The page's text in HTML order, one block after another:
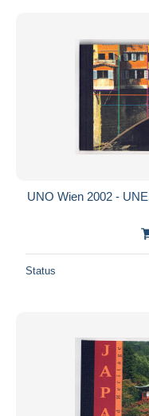
UNO Wien 2002 -
Status